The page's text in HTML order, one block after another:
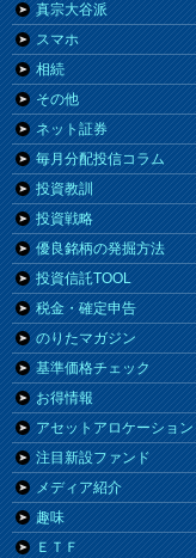
真宗大谷派
スマホ
相続
その他
ネット証券
毎月分配投信コラム
投資教訓
投資戦略
優良銘柄の発掘方法
投資信託TOOL
税金・確定申告
のりたマガジン
基準価格チェック
お得情報
アセットアロケーション
注目新設ファンド
メディア紹介
趣味
ＥＴＦ